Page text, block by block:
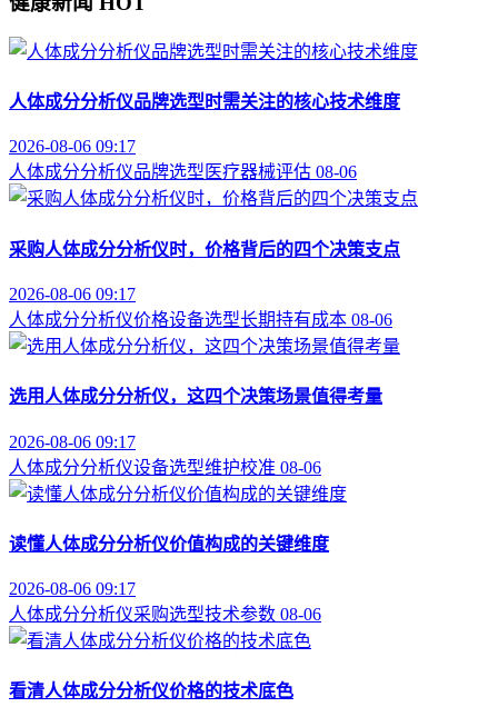
人体成分分析仪品牌选型时需关注的核心技术维度
2026-08-06 09:17
人体成分分析仪品牌选型 医疗器械评估 08-06
采购人体成分分析仪时，价格背后的四个决策支点
2026-08-06 09:17
人体成分分析仪价格设备选型长期持有成本 08-06
选用人体成分分析仪，这四个决策场景值得考量
2026-08-06 09:17
人体成分分析仪设备选型维护校准 08-06
读懂人体成分分析仪价值构成的关键维度
2026-08-06 09:17
人体成分分析仪采购选型技术参数 08-06
看清人体成分分析仪价格的技术底色